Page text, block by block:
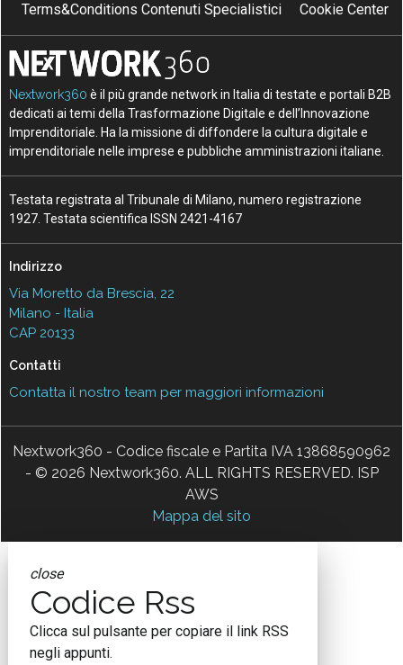
Terms&Conditions Contenuti Specialistici
Cookie Center
Nextwork360 è il più grande network in Italia di testate e portali B2B
dedicati ai temi della Trasformazione Digitale e dell’Innovazione
Imprenditoriale. Ha la missione di diffondere la cultura digitale e
imprenditoriale nelle imprese e pubbliche amministrazioni italiane.
Testata registrata al Tribunale di Milano, numero registrazione
1927. Testata scientifica ISSN 2421-4167
Indirizzo
Via Moretto da Brescia, 22
Milano - Italia
CAP 20133
Contatti
Contatta il nostro team per maggiori informazioni
Nextwork360 - Codice fiscale e Partita IVA 13868590962
- © 2026 Nextwork360. ALL RIGHTS RESERVED. ISP
AWS
Mappa del sito
close
Codice Rss
Clicca sul pulsante per copiare il link RSS
negli appunti.